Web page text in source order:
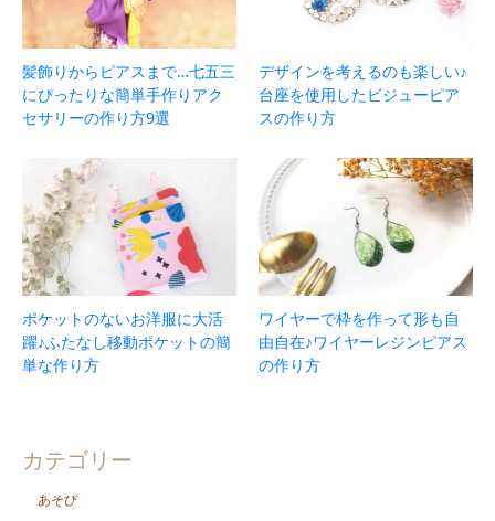
髪飾りからピアスまで…七五三
にぴったりな簡単手作りアク
セサリーの作り方9選
デザインを考えるのも楽しい♪
台座を使用したビジューピア
スの作り方
ポケットのないお洋服に大活
躍♪ふたなし移動ポケットの簡
単な作り方
ワイヤーで枠を作って形も自
由自在♪ワイヤーレジンピアス
の作り方
カテゴリー
あそび